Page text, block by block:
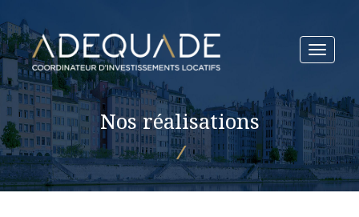
Toggle
Nos réalisations
/